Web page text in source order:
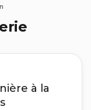
à la